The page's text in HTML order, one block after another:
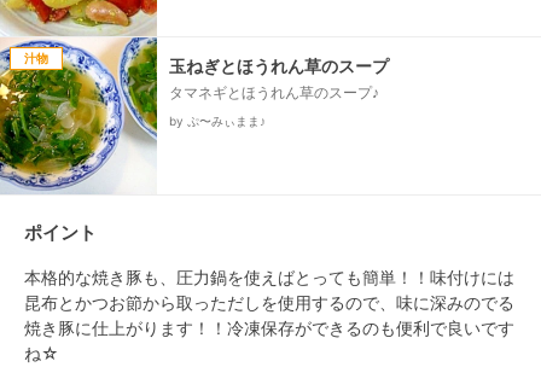
汁物 玉ねぎとほうれん草のスープ
タマネギとほうれん草のスープ♪
by ぷ〜みぃまま♪
ポイント
本格的な焼き豚も、圧力鍋を使えばとっても簡単！！味付けには
昆布とかつお節から取っただしを使用するので、味に深みのでる
焼き豚に仕上がります！！冷凍保存ができるのも便利で良いです
ね☆